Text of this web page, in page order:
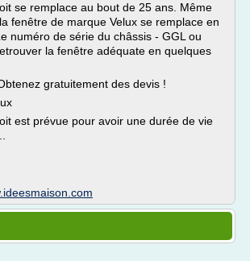
se remplace au bout de 25 ans. Même
fenêtre de marque Velux se remplace en
numéro de série du châssis - GGL ou
la fenêtre adéquate en quelques
gratuitement des devis !
est prévue pour avoir une durée de vie